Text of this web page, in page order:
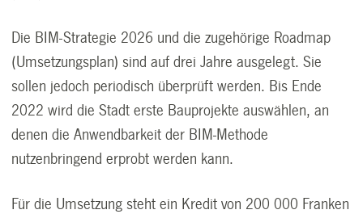
Die BIM-Strategie 2026 und die zugehörige Roadmap
(Umsetzungsplan) sind auf drei Jahre ausgelegt. Sie
sollen jedoch periodisch überprüft werden. Bis Ende
2022 wird die Stadt erste Bauprojekte auswählen, an
denen die Anwendbarkeit der BIM-Methode
nutzenbringend erprobt werden kann.
Für die Umsetzung steht ein Kredit von 200 000 Franken